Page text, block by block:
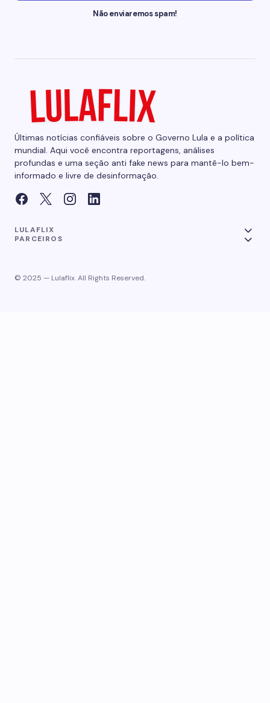
Não enviaremos spam!
Últimas notícias confiáveis sobre o Governo Lula e a política
mundial. Aqui você encontra reportagens, análises
profundas e uma seção anti fake news para mantê-lo bem-
informado e livre de desinformação.
LULAFLIX
PARCEIROS
© 2025 — Lulaflix. All Rights Reserved.